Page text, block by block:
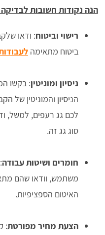
הנה נקודות חשובות
רישוי וביטוח: ודאו
ביטוח מתאימה
ניסיון ומוניטין: בקשו
הניסיון והמוניטין של
לכם גג רעפים, למשל,
סוג גג זה.
חומרים ושיטות עבודה
משתמש, וודאו שהם
האיטום הספציפיות.
הצעת מחיר מפורטת: